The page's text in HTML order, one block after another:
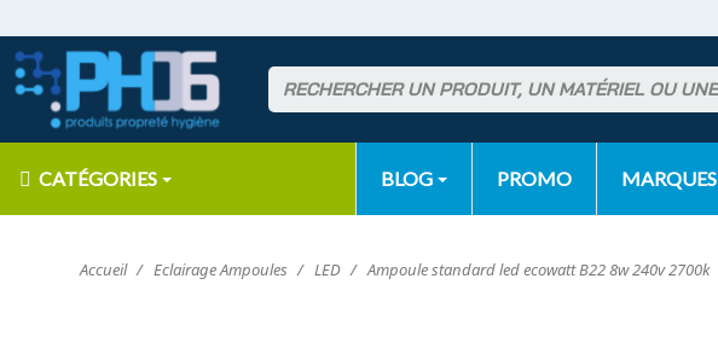
CATÉGORIES BLOG PROMO MARQUES
Accueil Eclairage Ampoules LED Ampoule standard led ecowatt B22 8w 240v 2700k